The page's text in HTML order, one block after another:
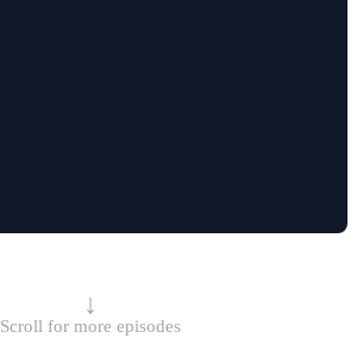
↓
Scroll for more episodes